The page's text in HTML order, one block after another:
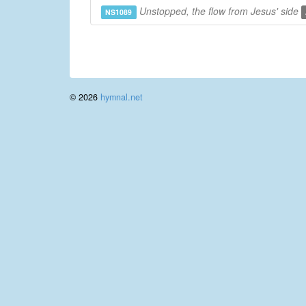
NS1089 Unstopped, the flow from Jesus' side
© 2026 hymnal.net